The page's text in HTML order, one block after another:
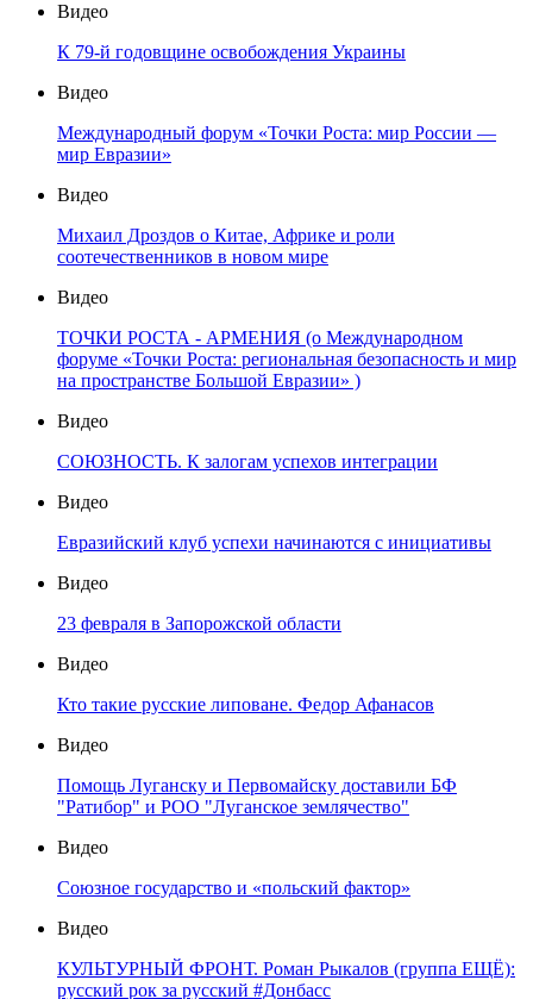
Видео
К 79-й годовщине освобождения Украины
Видео
Международный форум «Точки Роста: мир России —
мир Евразии»
Видео
Михаил Дроздов о Китае, Африке и роли
соотечественников в новом мире
Видео
ТОЧКИ РОСТА - АРМЕНИЯ (о Международном
форуме «Точки Роста: региональная безопасность и мир
на пространстве Большой Евразии» )
Видео
СОЮЗНОСТЬ. К залогам успехов интеграции
Видео
Евразийский клуб успехи начинаются с инициативы
Видео
23 февраля в Запорожской области
Видео
Кто такие русские липоване. Федор Афанасов
Видео
Помощь Луганску и Первомайску доставили БФ
"Ратибор" и РОО "Луганское землячество"
Видео
Союзное государство и «польский фактор»
Видео
КУЛЬТУРНЫЙ ФРОНТ. Роман Рыкалов (группа ЕЩЁ):
русский рок за русский #Донбасс